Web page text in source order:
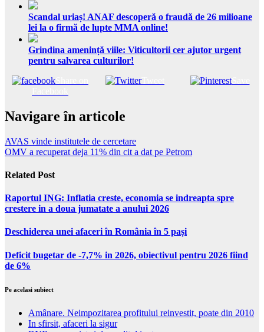
Scandal uriaș! ANAF descoperă o fraudă de 26 milioane
lei la o firmă de lupte MMA online!
Grindina amenință viile: Viticultorii cer ajutor urgent
pentru salvarea culturilor!
Tweet Save
Navigare în articole
AVAS vinde institutele de cercetare
OMV a recuperat deja 11% din cit a dat pe Petrom
Related Post
Raportul ING: Inflatia creste, economia se indreapta spre
crestere in a doua jumatate a anului 2026
Deschiderea unei afaceri în România în 5 pași
Deficit bugetar de -7,7% in 2026, obiectivul pentru 2026 fiind
de 6%
Pe acelasi subiect
Amânare. Neimpozitarea profitului reinvestit, poate din 2010
In sfirsit, afaceri la sigur